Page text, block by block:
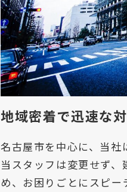
地域密着で迅速な
名古屋市を中心に、当
当スタッフは変更せず
め、お困りごとにスピ